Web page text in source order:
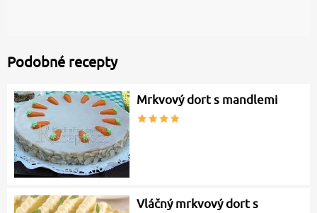
Podobné recepty
Mrkvový dort s mandlemi
Vláčný mrkvový dort s